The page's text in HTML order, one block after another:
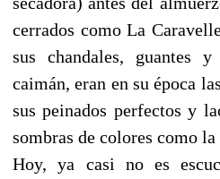
cerrados como La
sus chandales, guantes
caimán, eran en su época
sus peinados perfectos y
sombras de colores como
Hoy, ya casi no es